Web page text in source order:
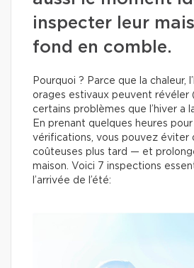
inspecter leur
fond en comble.
Pourquoi ? Parce que la chaleur,
orages estivaux peuvent révéler
certains problèmes que l’hiver a
En prenant quelques heures
vérifications, vous pouvez éviter
coûteuses plus tard — et
maison. Voici 7 inspections
l’arrivée de l’été: